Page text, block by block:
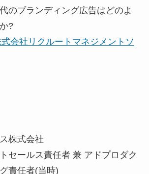
のブランディング広告はどのよ
?
会社リクルートマネジメントソ
株式会社
セールス責任者 兼 アドプロダク
責任者(当時)